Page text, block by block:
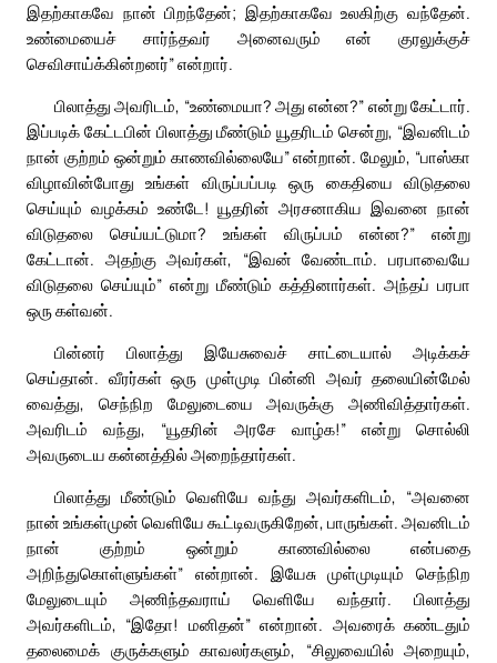
இதற்காகவே நான் பிறந்தேன்; இதற்காகவே உலகிற்கு வந்தேன்.
உண்மையைச் சார்ந்தவர் அனைவரும் என் குரலுக்குச்
செவிசாய்க்கின்றனர்” என்றார்.
பிலாத்து அவரிடம், “உண்மையா? அது என்ன?” என்று கேட்டார்.
இப்படிக் கேட்டபின் பிலாத்து மீண்டும் யூதரிடம் சென்று, “இவனிடம்
நான் குற்றம் ஒன்றும் காணவில்லையே” என்றான். மேலும், “பாஸ்கா
விழாவின்போது உங்கள் விருப்பப்படி ஒரு கைதியை விடுதலை
செய்யும் வழக்கம் உண்டே! யூதரின் அரசனாகிய இவனை நான்
விடுதலை செய்யட்டுமா? உங்கள் விருப்பம் என்ன?” என்று
கேட்டான். அதற்கு அவர்கள், “இவன் வேண்டாம். பரபாவையே
விடுதலை செய்யும்” என்று மீண்டும் கத்தினார்கள். அந்தப் பரபா
ஒரு கள்வன்.
பின்னர் பிலாத்து இயேசுவைச் சாட்டையால் அடிக்கச்
செய்தான். வீரர்கள் ஒரு முள்முடி பின்னி அவர் தலையின்மேல்
வைத்து, செந்நிற மேலுடையை அவருக்கு அணிவித்தார்கள்.
அவரிடம் வந்து, “யூதரின் அரசே வாழ்க!” என்று சொல்லி
அவருடைய கன்னத்தில் அறைந்தார்கள்.
பிலாத்து மீண்டும் வெளியே வந்து அவர்களிடம், “அவனை
நான் உங்கள்முன் வெளியே கூட்டிவருகிறேன், பாருங்கள். அவனிடம்
நான் குற்றம் ஒன்றும் காணவில்லை என்பதை
அறிந்துகொள்ளுங்கள்” என்றான். இயேசு முள்முடியும் செந்நிற
மேலுடையும் அணிந்தவராய் வெளியே வந்தார். பிலாத்து
அவர்களிடம், “இதோ! மனிதன்” என்றான். அவரைக் கண்டதும்
தலைமைக் குருக்களும் காவலர்களும், “சிலுவையில் அறையும்,